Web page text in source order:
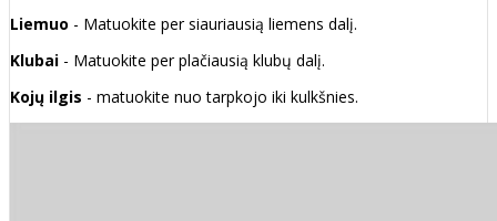
Liemuo - Matuokite per siauriausią liemens dalį.
Klubai - Matuokite per plačiausią klubų dalį.
Kojų ilgis - matuokite nuo tarpkojo iki kulkšnies.